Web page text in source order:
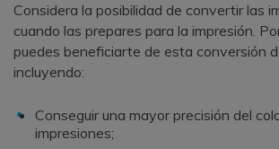
Considera la posibilidad de convertir las
cuando las prepares para la impresión.
puedes beneficiarte de esta conversión
incluyendo:
Conseguir una mayor precisión del
impresiones;